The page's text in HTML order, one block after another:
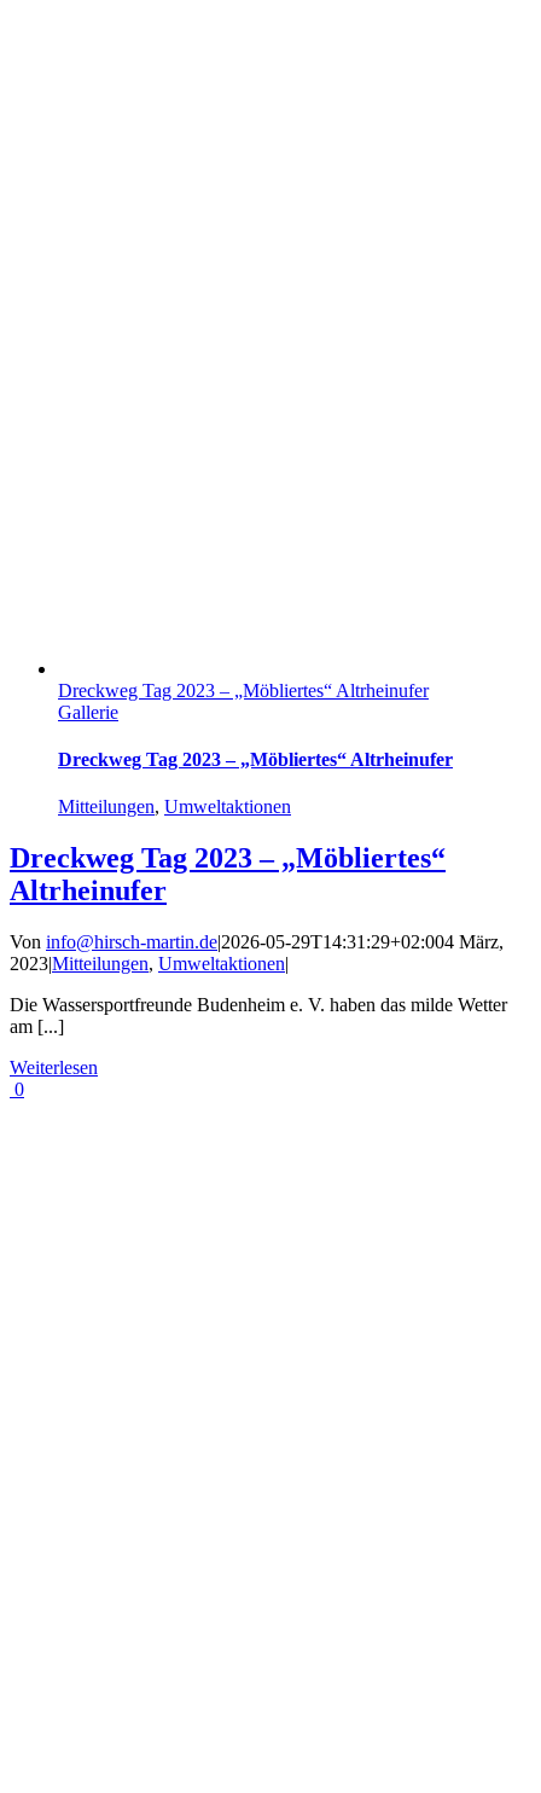
Dreckweg Tag 2023 – „Möbliertes“ Altrheinufer
Gallerie
Dreckweg Tag 2023 – „Möbliertes“ Altrheinufer
Mitteilungen, Umweltaktionen
Dreckweg Tag 2023 – „Möbliertes“
Altrheinufer
Von info@hirsch-martin.de|2026-05-29T14:31:29+02:004 März,
2023|Mitteilungen, Umweltaktionen|
Die Wassersportfreunde Budenheim e. V. haben das milde Wetter
am [...]
Weiterlesen
0